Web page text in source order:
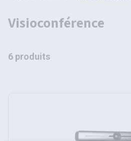
visioconférence
6 produits